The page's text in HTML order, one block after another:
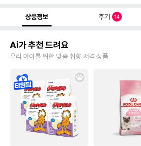
상품정보 후기 14
Ai가 추천 드려요
우리 아이를 위한 맞춤 취향 저격 상품